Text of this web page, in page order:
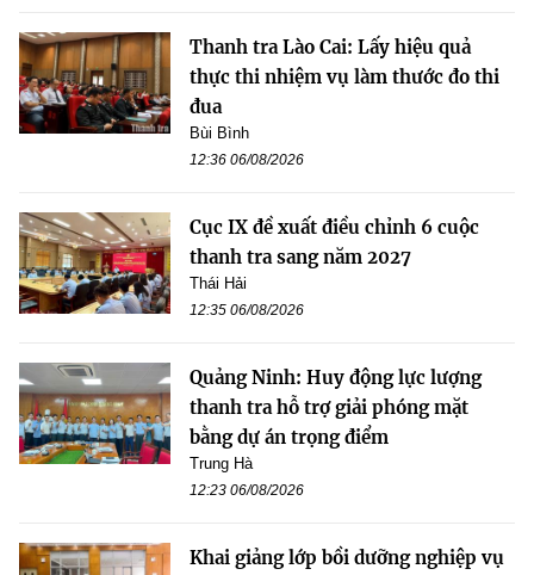
Thanh tra Lào Cai: Lấy hiệu quả
thực thi nhiệm vụ làm thước đo thi
đua
Bùi Bình
12:36 06/08/2026
Cục IX đề xuất điều chỉnh 6 cuộc
thanh tra sang năm 2027
Thái Hải
12:35 06/08/2026
Quảng Ninh: Huy động lực lượng
thanh tra hỗ trợ giải phóng mặt
bằng dự án trọng điểm
Trung Hà
12:23 06/08/2026
Khai giảng lớp bồi dưỡng nghiệp vụ